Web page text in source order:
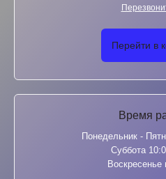
Перейти в
Время
Понедельник -
Суббота
Воскресенье